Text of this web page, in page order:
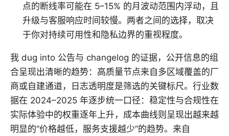
点的断线率可能在 5–15% 的月波动范围内浮动，且
升级与客服响应时间较慢。两者之间的选择，取决
于你对持续可用性和隐私边界的重视程度。
我 dug into 公告与 changelog 的证据，公开信息的组
合呈现出清晰的趋势：高质量节点来自多区域覆盖的厂
商或自建通道，日志透明度是筛选的关键标尺。行业数
据在 2024–2025 年逐步统一口径：稳定性与合规性在
实际体验中的权重逐年上升，成本曲线则呈现出越来越
明显的“价格越低，服务支援越少”的趋势。来自